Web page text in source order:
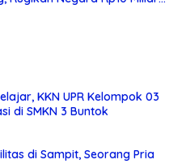
KKN UPR Kelompok 03
di SMKN 3 Buntok
di Sampit, Seorang Pria